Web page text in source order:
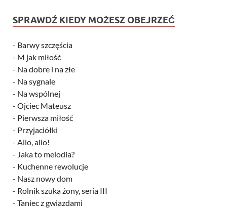
SPRAWDŹ KIEDY MOŻESZ OBEJRZEĆ
- Barwy szczęścia
- M jak miłość
- Na dobre i na złe
- Na sygnale
- Na wspólnej
- Ojciec Mateusz
- Pierwsza miłość
- Przyjaciółki
- Allo, allo!
- Jaka to melodia?
- Kuchenne rewolucje
- Nasz nowy dom
- Rolnik szuka żony, seria III
- Taniec z gwiazdami